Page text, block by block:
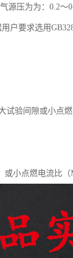
压为为：0.2～
户要求选用
试验间隙或小
小点燃电流比（